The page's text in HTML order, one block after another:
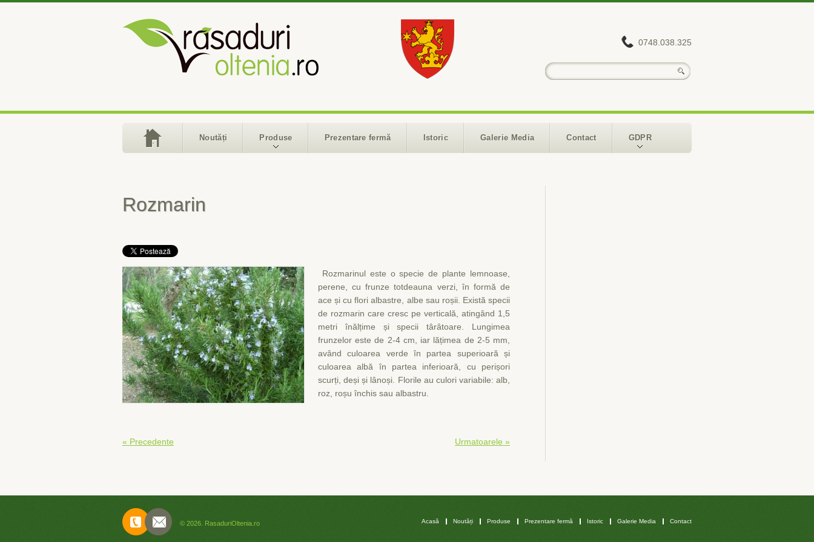
0748.038.325
Noutăți Produse Prezentare fermă Istoric Galerie Media Contact GDPR
Rozmarin
Rozmarinul este o specie de plante lemnoase,
perene, cu frunze totdeauna verzi, în formă de
ace și cu flori albastre, albe sau roșii. Există specii
de rozmarin care cresc pe verticală, atingând 1,5
metri înălțime și specii târâtoare. Lungimea
frunzelor este de 2-4 cm, iar lățimea de 2-5 mm,
având culoarea verde în partea superioară și
culoarea albă în partea inferioară, cu perișori
scurți, deși și lânoși. Florile au culori variabile: alb,
roz, roșu închis sau albastru.
« Precedente Urmatoarele »
Acasă Noutăți Produse Prezentare fermă Istoric Galerie Media Contact
© 2026. RasaduriOltenia.ro